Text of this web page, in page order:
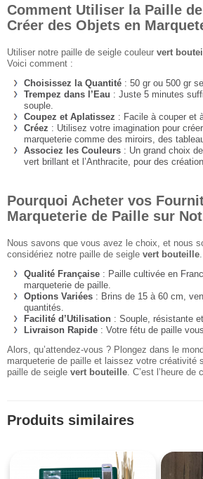
Comment Utiliser la Paille
Créer des Objets en
Utiliser notre paille de seigle couleur vert
Voici comment :
Choisissez la Quantité : 50 gr ou 500 gr
Trempez dans l’Eau : Juste 5 minutes
souple.
Coupez et Aplatissez : Facile à couper et
Créez : Utilisez votre imagination pour
marqueterie comme des miroirs, des
Associez les Couleurs : Un grand choix
vert brillant et l’Anthracite, pour des
Pourquoi Acheter vos
Marqueterie de Paille sur
Nous savons que vous avez le choix, et nous
considériez notre paille de seigle vert bouteille
Qualité Française : Paille cultivée en
marqueterie de paille.
Options Variées : Brins de 15 à 60 cm,
quantités.
Facilité d’Utilisation : Souple, résistante
Livraison Rapide : Votre fétu de paille
Alors, qu’attendez-vous ? Plongez dans le
marqueterie de paille et laissez votre créativité
paille de seigle vert bouteille . C’est l’heure de
Produits similaires